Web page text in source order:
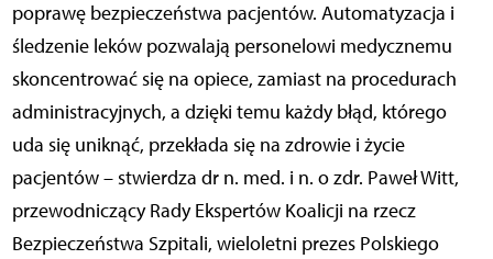
poprawę bezpieczeństwa pacjentów. Automatyzacja i
śledzenie leków pozwalają personelowi medycznemu
skoncentrować się na opiece, zamiast na procedurach
administracyjnych, a dzięki temu każdy błąd, którego
uda się uniknąć, przekłada się na zdrowie i życie
pacjentów – stwierdza dr n. med. i n. o zdr. Paweł Witt,
przewodniczący Rady Ekspertów Koalicji na rzecz
Bezpieczeństwa Szpitali, wieloletni prezes Polskiego